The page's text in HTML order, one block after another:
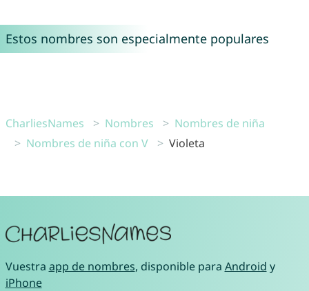
Estos nombres son especialmente populares
CharliesNames Nombres
Nombres de niña
Nombres de niña con V
Violeta
Vuestra app de nombres, disponible para Android y
iPhone